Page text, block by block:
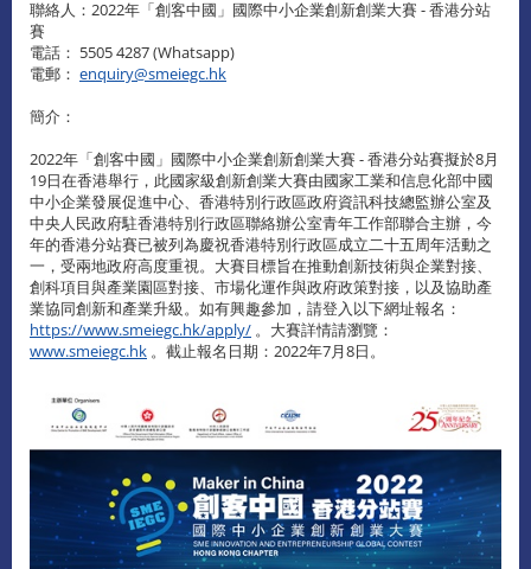
聯絡人：2022年「創客中國」國際中小企業創新創業大賽 - 香港分站
賽
電話： 5505 4287 (Whatsapp)
電郵： enquiry@smeiegc.hk
簡介：
2022年「創客中國」國際中小企業創新創業大賽 - 香港分站賽擬於8月
19日在香港舉行，此國家級創新創業大賽由國家工業和信息化部中國
中小企業發展促進中心、香港特別行政區政府資訊科技總監辦公室及
中央人民政府駐香港特別行政區聯絡辦公室青年工作部聯合主辦，今
年的香港分站賽已被列為慶祝香港特別行政區成立二十五周年活動之
一，受兩地政府高度重視。大賽目標旨在推動創新技術與企業對接、
創科項目與產業園區對接、市場化運作與政府政策對接，以及協助產
業協同創新和產業升級。如有興趣參加，請登入以下網址報名：
https://www.smeiegc.hk/apply/ 。大賽詳情請瀏覽：
www.smeiegc.hk 。截止報名日期：2022年7月8日。